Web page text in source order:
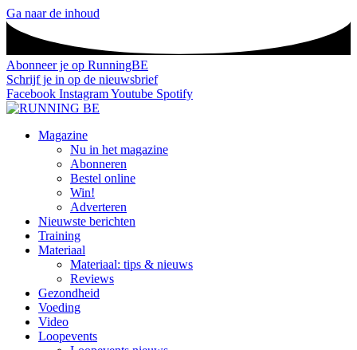
Ga naar de inhoud
Abonneer je op RunningBE
Schrijf je in op de nieuwsbrief
Facebook InstagramYoutube Spotify
Magazine
Nu in het magazine
Abonneren
Bestel online
Win!
Adverteren
Nieuwste berichten
Training
Materiaal
Materiaal: tips & nieuws
Reviews
Gezondheid
Voeding
Video
Loopevents